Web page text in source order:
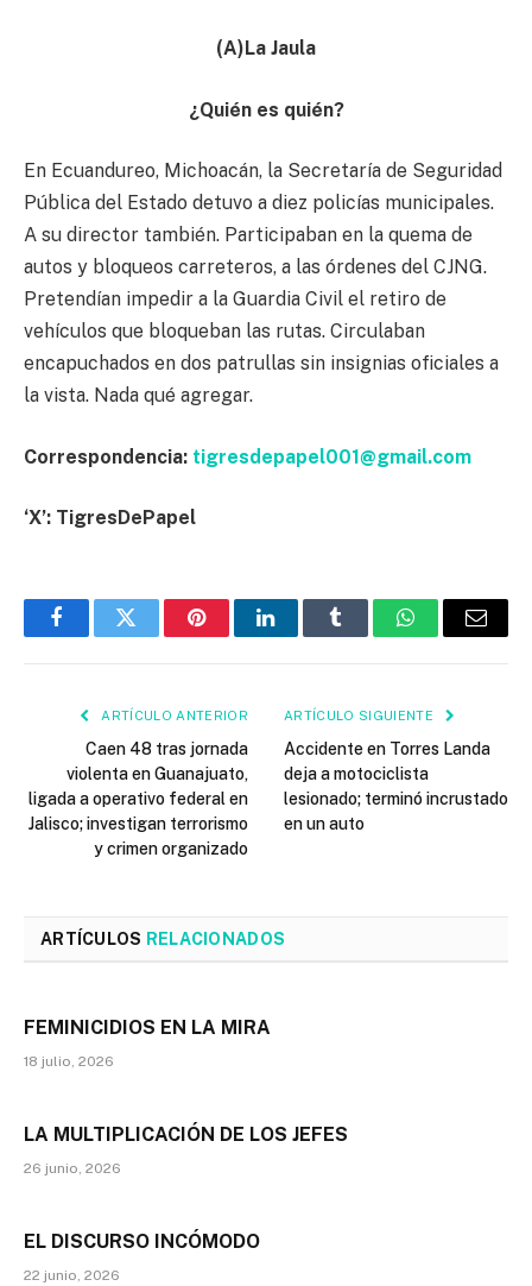
(A)La Jaula
¿Quién es quién?
En Ecuandureo, Michoacán, la Secretaría de Seguridad
Pública del Estado detuvo a diez policías municipales.
A su director también. Participaban en la quema de
autos y bloqueos carreteros, a las órdenes del CJNG.
Pretendían impedir a la Guardia Civil el retiro de
vehículos que bloqueban las rutas. Circulaban
encapuchados en dos patrullas sin insignias oficiales a
la vista. Nada qué agregar.
Correspondencia: tigresdepapel001@gmail.com
‘X’: TigresDePapel
FacebookTwitter PinterestLinkedInTumblr WhatsAppEmail
ARTÍCULO ANTERIOR
Caen 48 tras jornada
violenta en Guanajuato,
ligada a operativo federal en
Jalisco; investigan terrorismo
y crimen organizado
ARTÍCULO SIGUIENTE
Accidente en Torres Landa
deja a motociclista
lesionado; terminó incrustado
en un auto
ARTÍCULOS RELACIONADOS
FEMINICIDIOS EN LA MIRA
18 julio, 2026
LA MULTIPLICACIÓN DE LOS JEFES
26 junio, 2026
EL DISCURSO INCÓMODO
22 junio, 2026